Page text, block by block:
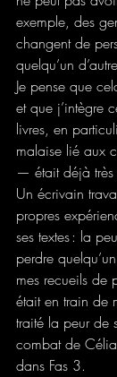
exemple, des
changent de
quelqu’un
Je pense que
et que j’intègre
livres, en
malaise lié aux
— était déjà très
Un écrivain
propres
ses textes : la
perdre
mes recueils de
était en train de
traité la peur de
combat de
dans Fas 3.